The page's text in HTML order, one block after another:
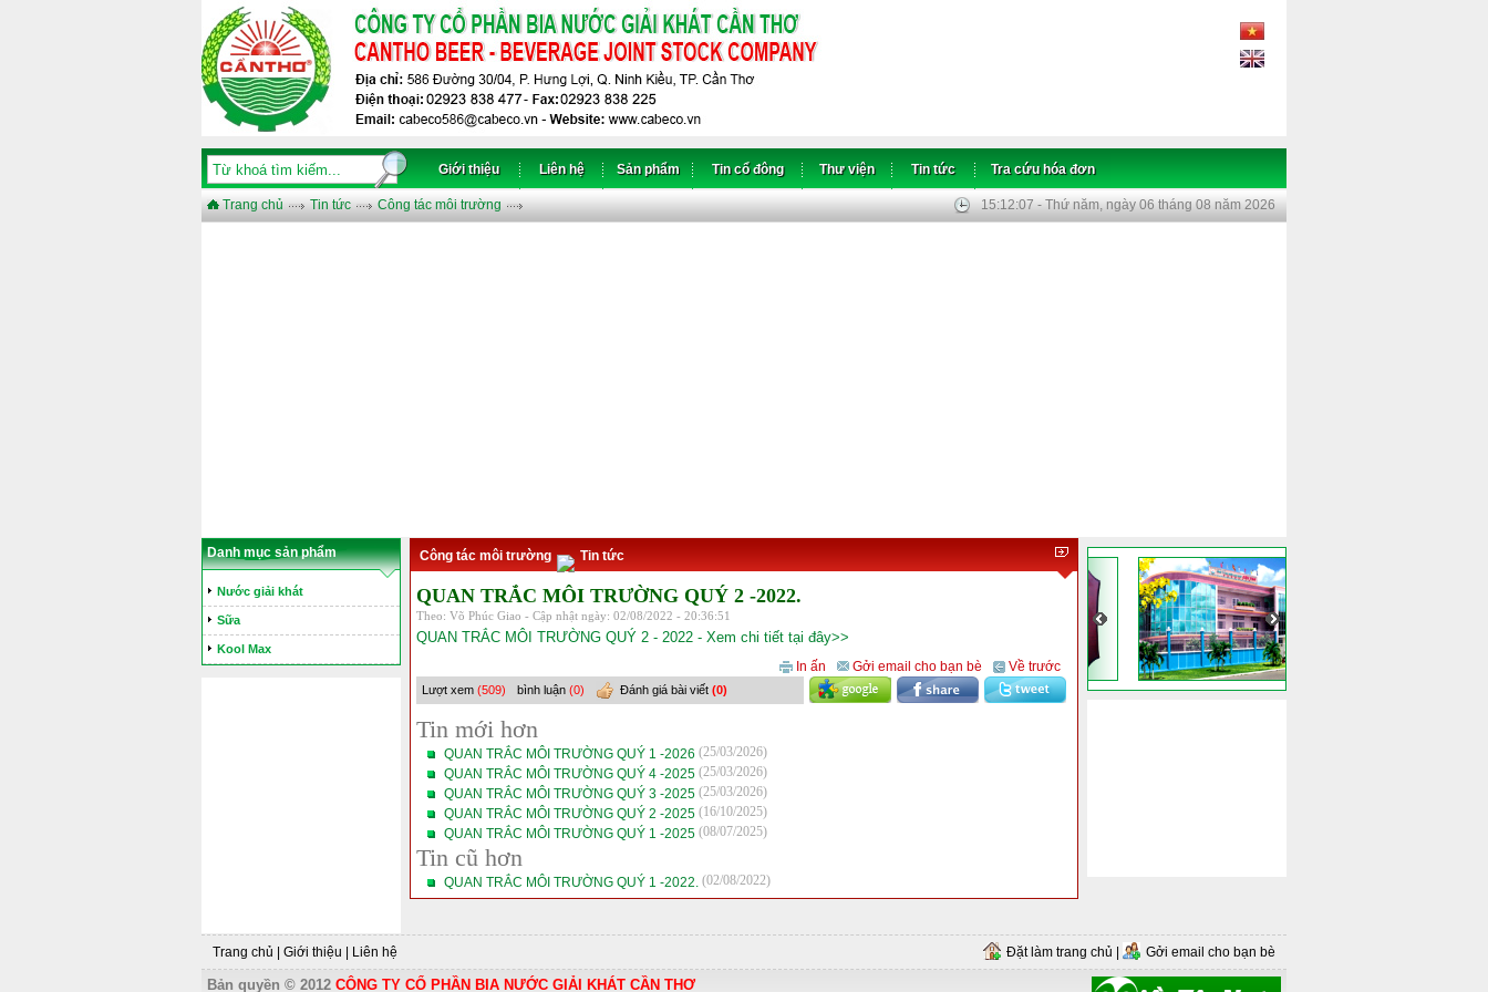
Giới thiệu Liên hệ Sản phẩm Tin cổ đông Thư viện Tin tức Tra cứu hóa đơn
Trang chủ Tin tức Công tác môi trường 15:12:07 - Thứ năm, ngày 06 tháng 08 năm 2026
Danh mục sản phẩm
Nước giải khát
Sữa
Kool Max
Công tác môi trường Tin tức
QUAN TRẮC MÔI TRƯỜNG QUÝ 2 -2022.
Theo: Võ Phúc Giao - Cập nhật ngày: 02/08/2022 - 20:36:51
QUAN TRẮC MÔI TRƯỜNG QUÝ 2 - 2022 - Xem chi tiết tại đây>>
Về trước
Gởi email cho bạn bè
In ấn
Lượt xem (509) bình luận (0) Đánh giá bài viết (0)
Tin mới hơn
QUAN TRẮC MÔI TRƯỜNG QUÝ 1 -2026 (25/03/2026)
QUAN TRẮC MÔI TRƯỜNG QUÝ 4 -2025 (25/03/2026)
QUAN TRẮC MÔI TRƯỜNG QUÝ 3 -2025 (25/03/2026)
QUAN TRẮC MÔI TRƯỜNG QUÝ 2 -2025 (16/10/2025)
QUAN TRẮC MÔI TRƯỜNG QUÝ 1 -2025 (08/07/2025)
Tin cũ hơn
QUAN TRẮC MÔI TRƯỜNG QUÝ 1 -2022. (02/08/2022)
Trang chủ Giới thiệu Liên hệ Đặt làm trang chủ Gởi email cho bạn bè
Bản quyền © 2012 CÔNG TY CỔ PHẦN BIA NƯỚC GIẢI KHÁT CẦN THƠ